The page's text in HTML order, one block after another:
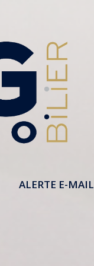
ALERTE E-MAIL